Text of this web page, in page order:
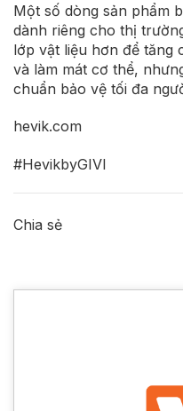
Một số dòng sản phẩm
dành riêng cho thị
lớp vật liệu hơn để tăng
và làm mát cơ thể,
chuẩn bảo vệ tối đa
hevik.com
#HevikbyGIVI
Chia sẻ